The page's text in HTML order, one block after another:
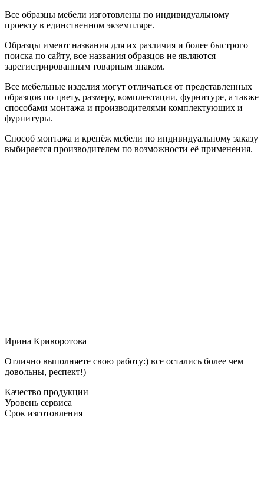
Все образцы мебели изготовлены по индивидуальному
проекту в единственном экземпляре.
Образцы имеют названия для их различия и более быстрого
поиска по сайту, все названия образцов не являются
зарегистрированным товарным знаком.
Все мебельные изделия могут отличаться от представленных
образцов по цвету, размеру, комплектации, фурнитуре, а также
способами монтажа и производителями комплектующих и
фурнитуры.
Способ монтажа и крепёж мебели по индивидуальному заказу
выбирается производителем по возможности её применения.
Ирина Криворотова
Отлично выполняете свою работу:) все остались более чем
довольны, респект!)
Качество продукции
Уровень сервиса
Срок изготовления